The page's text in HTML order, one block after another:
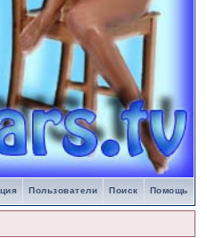
Помощь
Поиск
Пользователи